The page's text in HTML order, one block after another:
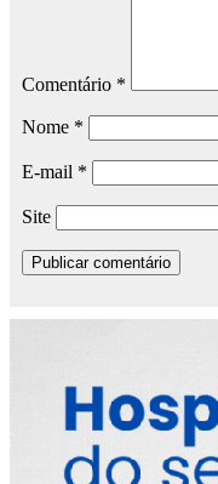
Comentário *
Nome *
E-mail *
Site